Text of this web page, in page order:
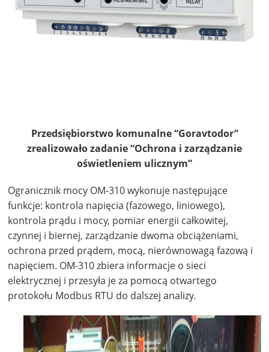
Przedsiębiorstwo komunalne “Goravtodor”
zrealizowało zadanie “Ochrona i zarządzanie
oświetleniem ulicznym”
Ogranicznik mocy OM-310 wykonuje następujące
funkcje: kontrola napięcia (fazowego, liniowego),
kontrola prądu i mocy, pomiar energii całkowitej,
czynnej i biernej, zarządzanie dwoma obciążeniami,
ochrona przed prądem, mocą, nierównowagą fazową i
napięciem. OM-310 zbiera informacje o sieci
elektrycznej i przesyła je za pomocą otwartego
protokołu Modbus RTU do dalszej analizy.